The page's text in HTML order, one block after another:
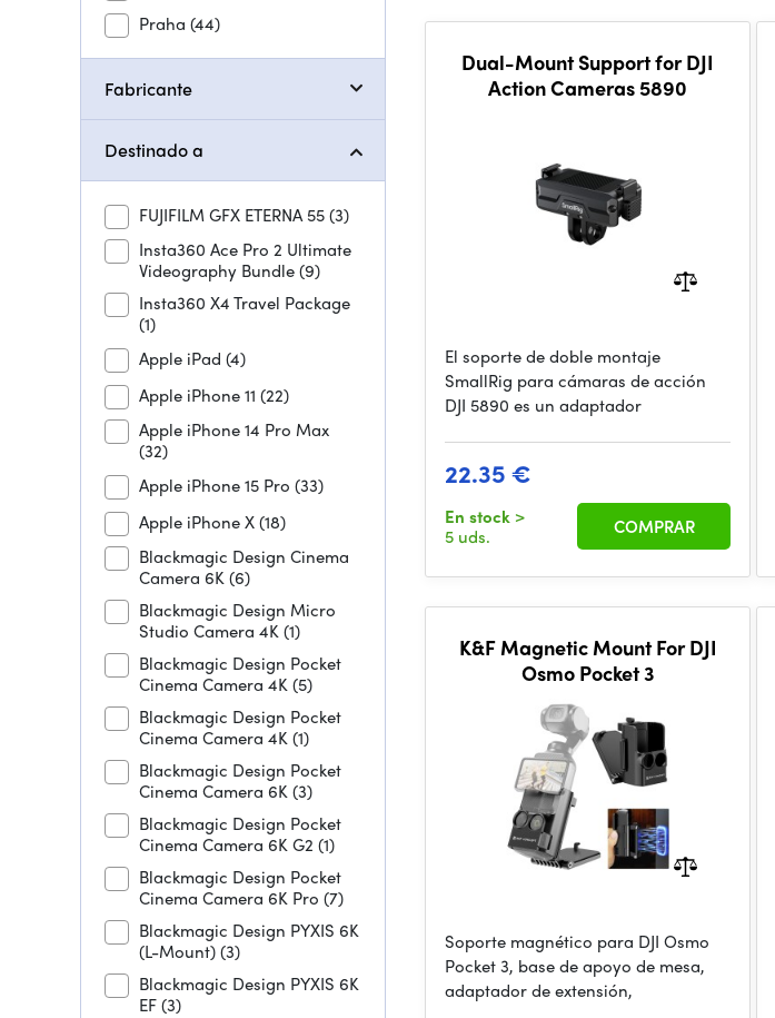
Praha (44)
Fabricante
Destinado a
FUJIFILM GFX ETERNA 55(3)
Insta360 Ace Pro 2 Ultimate
Videography Bundle(9)
Insta360 X4 Travel Package
(1)
Apple iPad (4)
Apple iPhone 11 (22)
Apple iPhone 14 Pro Max
(32)
Apple iPhone 15 Pro (33)
Apple iPhone X(18)
Blackmagic Design Cinema
Camera 6K(6)
Blackmagic Design Micro
Studio Camera 4K(1)
Blackmagic Design Pocket
Cinema Camera 4K(5)
Blackmagic Design Pocket
Cinema Camera 4K(1)
Blackmagic Design Pocket
Cinema Camera 6K(3)
Blackmagic Design Pocket
Cinema Camera 6K G2 (1)
Blackmagic Design Pocket
Cinema Camera 6K Pro (7)
Blackmagic Design PYXIS 6K
(L-Mount)(3)
Blackmagic Design PYXIS 6K
EF(3)
Dual-Mount Support for DJI
Action Cameras 5890
El soporte de doble montaje
SmallRig para cámaras de acción
DJI 5890 es un adaptador
22.35 €
En stock >
5 uds.
COMPRAR
K&F Magnetic Mount For DJI
Osmo Pocket 3
Soporte magnético para DJI Osmo
Pocket 3, base de apoyo de mesa,
adaptador de extensión,